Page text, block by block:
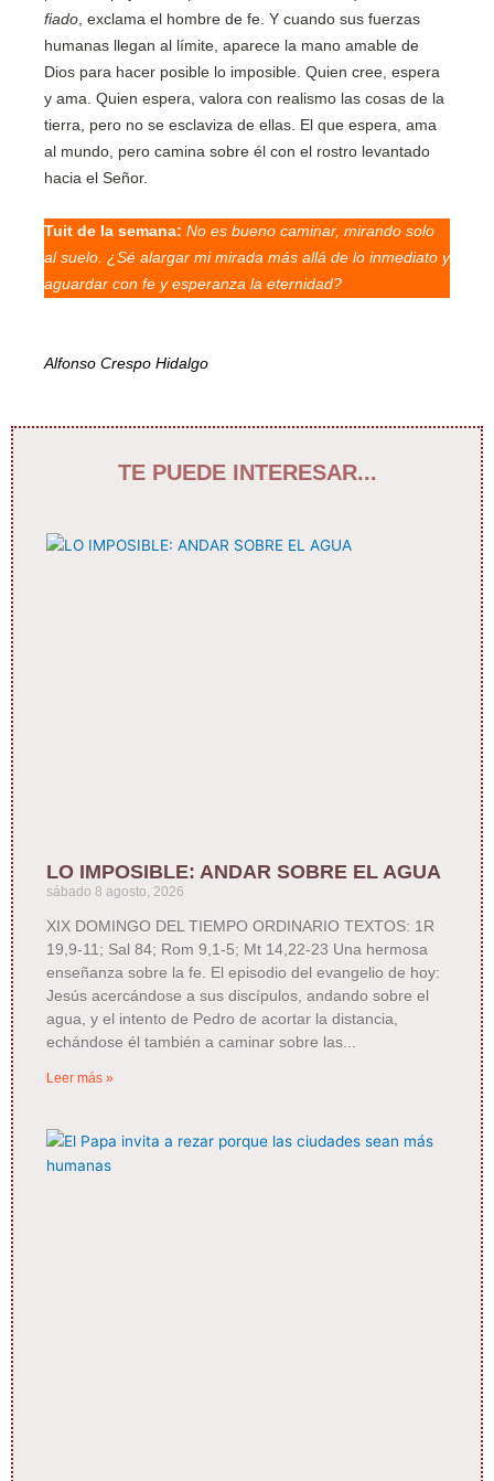
fiado , exclama el hombre de fe. Y cuando sus fuerzas
humanas llegan al límite, aparece la mano amable de
Dios para hacer posible lo imposible. Quien cree, espera
y ama. Quien espera, valora con realismo las cosas de la
tierra, pero no se esclaviza de ellas. El que espera, ama
al mundo, pero camina sobre él con el rostro levantado
hacia el Señor.
Tuit de la semana: No es bueno caminar, mirando solo
al suelo. ¿Sé alargar mi mirada más allá de lo inmediato y
aguardar con fe y esperanza la eternidad?
Alfonso Crespo Hidalgo
TE PUEDE INTERESAR...
LO IMPOSIBLE: ANDAR SOBRE EL AGUA
sábado 8 agosto, 2026
XIX DOMINGO DEL TIEMPO ORDINARIO TEXTOS: 1R
19,9-11; Sal 84; Rom 9,1-5; Mt 14,22-23 Una hermosa
enseñanza sobre la fe. El episodio del evangelio de hoy:
Jesús acercándose a sus discípulos, andando sobre el
agua, y el intento de Pedro de acortar la distancia,
echándose él también a caminar sobre las
Leer más »